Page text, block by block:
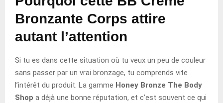
Bronzante Corps attire
autant l’attention
Si tu es dans cette situation où tu veux un peu de couleur
sans passer par un vrai bronzage, tu comprends vite
l’intérêt du produit. La gamme Honey Bronze The Body
Shop a déjà une bonne réputation, et c’est souvent ce qui